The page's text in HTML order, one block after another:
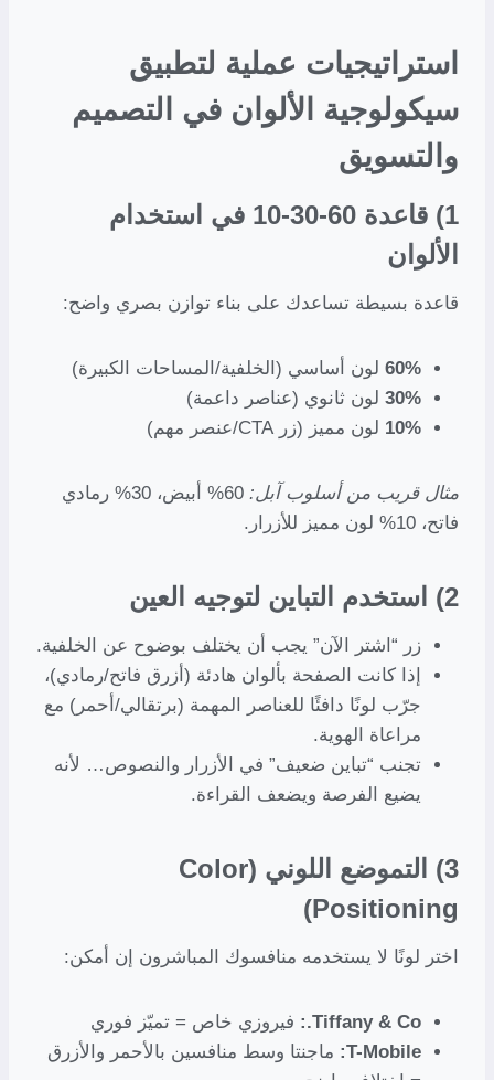
استراتيجيات عملية لتطبيق
سيكولوجية الألوان في التصميم
والتسويق
1) قاعدة 60-30-10 في استخدام
الألوان
قاعدة بسيطة تساعدك على بناء توازن بصري واضح:
60% لون أساسي (الخلفية/المساحات الكبيرة)
30% لون ثانوي (عناصر داعمة)
10% لون مميز (زر CTA/عنصر مهم)
مثال قريب من أسلوب آبل:
60% أبيض، 30% رمادي
فاتح، 10% لون مميز للأزرار.
2) استخدم التباين لتوجيه العين
زر “اشتر الآن” يجب أن يختلف بوضوح عن الخلفية.
إذا كانت الصفحة بألوان هادئة (أزرق فاتح/رمادي)،
جرّب لونًا دافئًا للعناصر المهمة (برتقالي/أحمر) مع
مراعاة الهوية.
تجنب “تباين ضعيف” في الأزرار والنصوص… لأنه
يضيع الفرصة ويضعف القراءة.
3) التموضع اللوني (Color
Positioning)
اختر لونًا لا يستخدمه منافسوك المباشرون إن أمكن:
Tiffany & Co.:
فيروزي خاص = تميّز فوري
T-Mobile:
ماجنتا وسط منافسين بالأحمر والأزرق